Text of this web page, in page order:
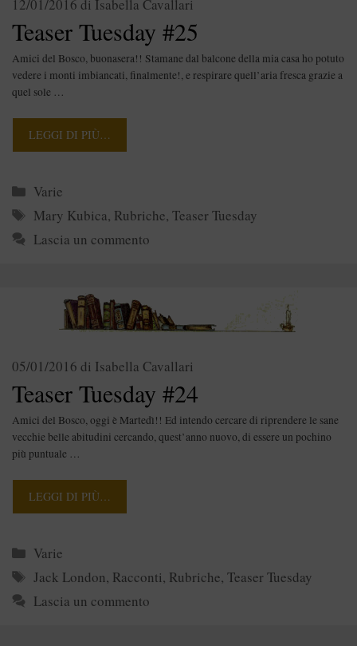
Teaser Tuesday #25
12/01/2016 di Isabella Cavallari
Amici del Bosco, buonasera!! Stamane dal balcone della mia casa ho potuto
vedere i monti imbiancati, finalmente!, e respirare quell’aria fresca grazie a
quel sole …
LEGGI DI PIÙ…
Categorie
Varie
Tag
Mary Kubica, Rubriche,Teaser Tuesday
Lascia un commento
Teaser Tuesday #24
05/01/2016 di Isabella Cavallari
Amici del Bosco, oggi è Martedì!! Ed intendo cercare di riprendere le sane
vecchie belle abitudini cercando, quest’anno nuovo, di essere un pochino
più puntuale …
LEGGI DI PIÙ…
Categorie
Varie
Tag
Jack London, Racconti, Rubriche,Teaser Tuesday
Lascia un commento